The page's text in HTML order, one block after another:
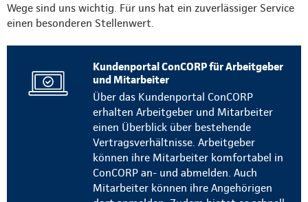
Wege sind uns wichtig. Für uns hat ein zuverlässiger Service
einen besonderen Stellenwert.
Kundenportal ConCORP für Arbeitgeber
und Mitarbeiter
Über das Kundenportal ConCORP
erhalten Arbeitgeber und Mitarbeiter
einen Überblick über bestehende
Vertragsverhältnisse. Arbeitgeber
können ihre Mitarbeiter komfortabel in
ConCORP an- und abmelden. Auch
Mitarbeiter können ihre Angehörigen